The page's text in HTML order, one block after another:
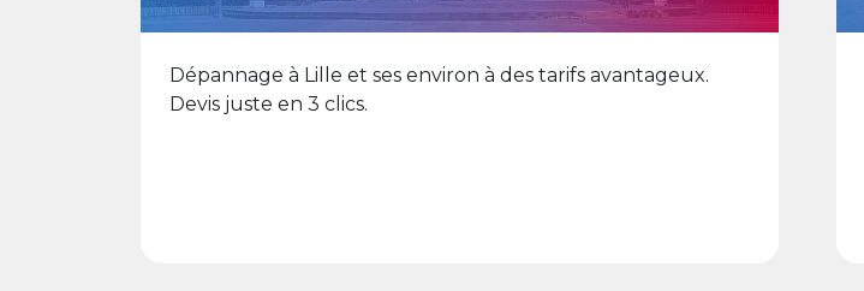
Dépannage à Lille et ses environ à des tarifs avantageux.
Devis juste en 3 clics.